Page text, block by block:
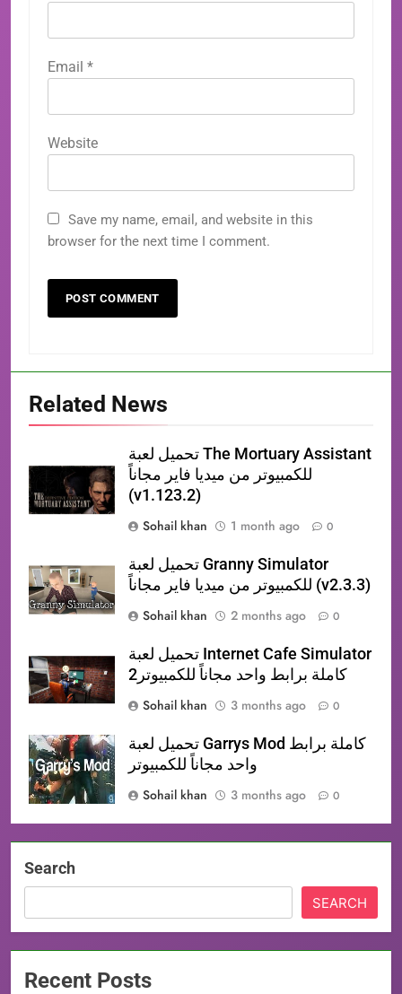
Email *
Website
Save my name, email, and website in this
browser for the next time I comment.
Related News
تحميل لعبة The Mortuary Assistant
للكمبيوتر من ميديا فاير مجاناً
(v1.123.2)
Sohail khan
1 month ago 0
تحميل لعبة Granny Simulator
للكمبيوتر من ميديا فاير مجاناً (v2.3.3)
Sohail khan
2 months ago 0
تحميل لعبة Internet Cafe Simulator
2كاملة برابط واحد مجاناً للكمبيوتر
Sohail khan
3 months ago 0
تحميل لعبة Garrys Mod كاملة برابط
واحد مجاناً للكمبيوتر
Sohail khan
3 months ago 0
Search
SEARCH
Recent Posts